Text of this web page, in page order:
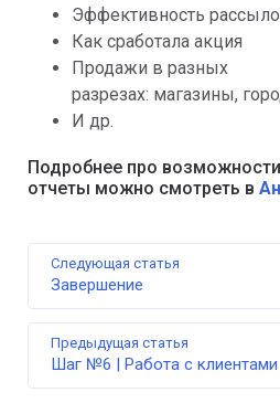
Эффективность
Как сработала акция
Продажи в разных
разрезах: магазины,
И др.
Подробнее про
отчеты можно смотреть в
Предыдущая статья
Шаг №6 | Работа с клиентами
Следующая статья
Завершение